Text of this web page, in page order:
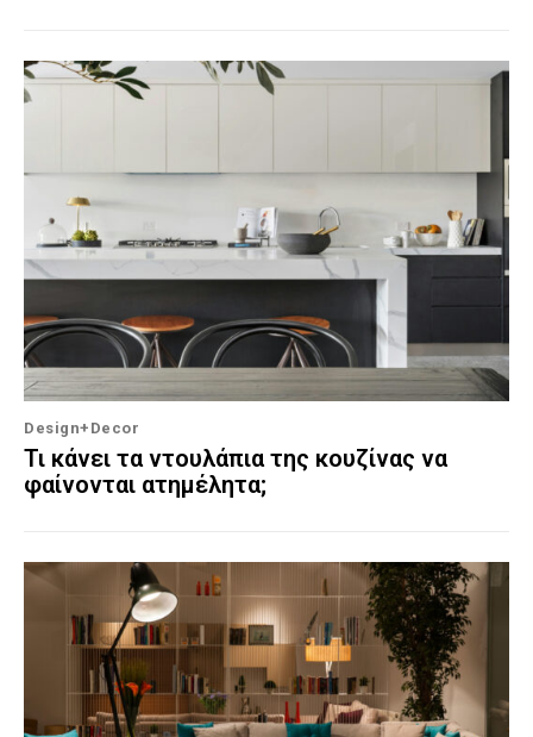
Design+Decor
Τι κάνει τα ντουλάπια της κουζίνας να
φαίνονται ατημέλητα;